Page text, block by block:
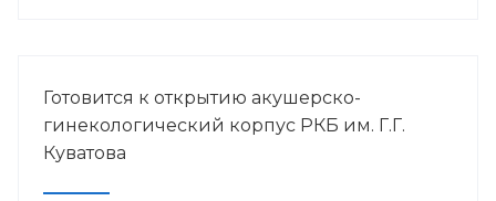
Готовится к открытию акушерско-
гинекологический корпус РКБ им. Г.Г.
Куватова